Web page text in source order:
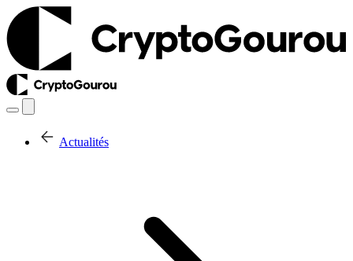
Actualités